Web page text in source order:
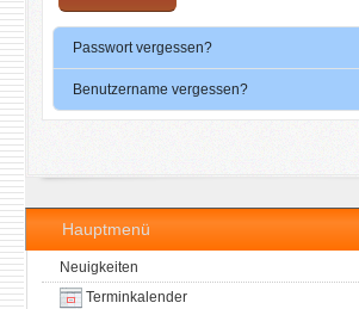
Hauptmenü
Neuigkeiten
Terminkalender
Passwort vergessen?
Benutzername vergessen?